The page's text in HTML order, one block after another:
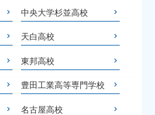
中央大学杉並高校
天白高校
東邦高校
豊田工業高等専門学校
名古屋高校